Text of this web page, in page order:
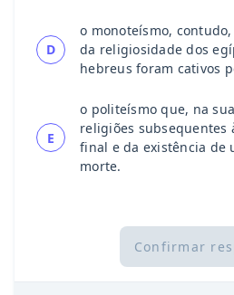
D
o monoteísmo,
da religiosidade dos
hebreus foram cativos
E
o politeísmo que, na
religiões subsequentes
final e da existência de
morte.
Confirmar